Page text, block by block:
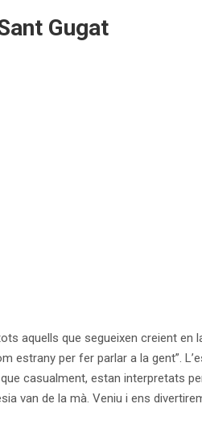
Gugat
aquells que segueixen creient
estrany per fer parlar a la gent”.
casualment, estan interpretats
van de la mà. Veniu i ens